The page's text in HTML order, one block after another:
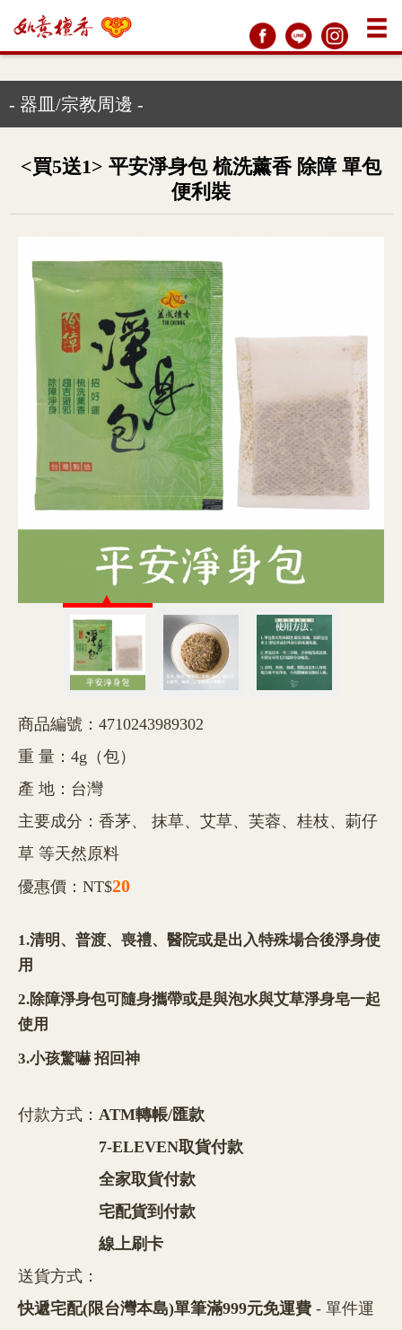
- 器皿/宗教周邊 -
<買5送1> 平安淨身包 梳洗薰香 除障 單包
便利裝
商品編號：4710243989302
重 量：4g（包）
產 地：台灣
主要成分：香茅、 抹草、艾草、芙蓉、桂枝、莿仔
草 等天然原料
優惠價：NT$20
1.清明、普渡、喪禮、醫院或是出入特殊場合後淨身使
用
2.除障淨身包可隨身攜帶或是與泡水與艾草淨身皂一起
使用
3.小孩驚嚇 招回神
付款方式： ATM轉帳/匯款
7-ELEVEN取貨付款
全家取貨付款
宅配貨到付款
線上刷卡
送貨方式：
快遞宅配(限台灣本島)單筆滿999元免運費 - 單件運